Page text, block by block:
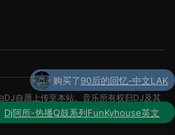
自愿上传至本站。音乐所有权归DJ及其
及侵权，请联系我们处理。
Dj阿所-热播Q鼓系列FunKyhouse英文
串烧
购买了世界杯专辑小串